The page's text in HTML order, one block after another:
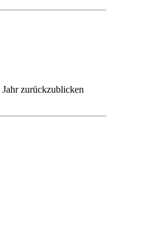
zurückzublicken